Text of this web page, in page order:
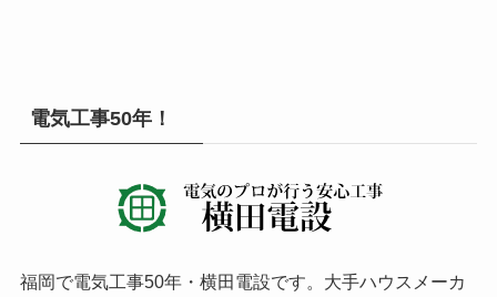
電気工事50年！
福岡で電気工事50年・横田電設です。大手ハウスメーカ